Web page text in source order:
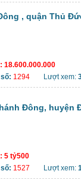
, quận Thủ
18.600.000.000
số: 1294 Lượt xem:
Đông, huyện
5 tỷ500
số: 1527 Lượt xem: